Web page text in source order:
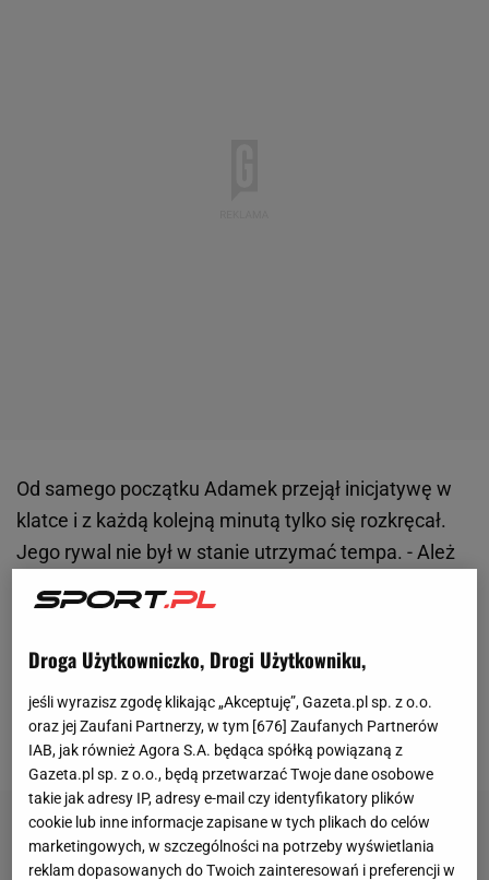
Od samego początku Adamek przejął inicjatywę w
klatce i z każdą kolejną minutą tylko się rozkręcał.
Jego rywal nie był w stanie utrzymać tempa. - Ależ
zachwycali się komentatorzy, gdy Adamek w
pierwszej rundzie wyprowadził serię ciosów na
korpus.
Bandurski nieraz padał bezbronny na deski,
a finalnie przegrał przez jednogłośną decyzję
sędziowską.
Droga Użytkowniczko, Drogi Użytkowniku,
jeśli wyrazisz zgodę klikając „Akceptuję”, Gazeta.pl sp. z o.o.
oraz jej Zaufani Partnerzy, w tym [676] Zaufanych Partnerów
IAB, jak również Agora S.A. będąca spółką powiązaną z
Gazeta.pl sp. z o.o., będą przetwarzać Twoje dane osobowe
takie jak adresy IP, adresy e-mail czy identyfikatory plików
cookie lub inne informacje zapisane w tych plikach do celów
marketingowych, w szczególności na potrzeby wyświetlania
reklam dopasowanych do Twoich zainteresowań i preferencji w